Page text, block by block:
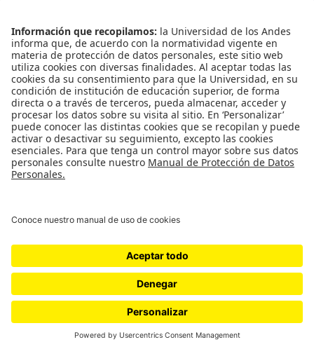
Bogotá - Colombia
Facultad de Economía
Nosotros
Quiénes somos
Eventos
Cursos
Nuestras redes
Instagram
X
Linkedin
Universidad de los Andes | Vigilada Mineducación
mayo de 1964.
Reconocimiento personería jurídica: Resolución 28 del 23
de febrero de 1949 Minjusticia.
Cra 1 Nº 18A- 12 Bogotá, (Colombia) | Código postal: 111711 |
Tels: +571 3394949 - +571 3394999
© - Derechos Reservados Universidad de los Andes